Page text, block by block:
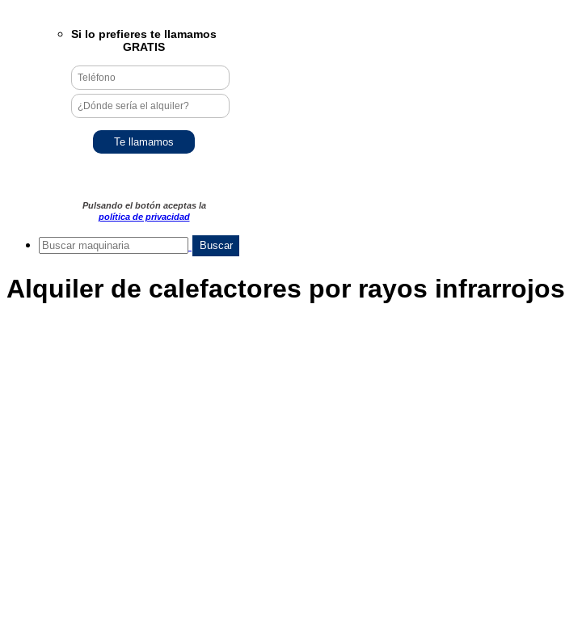
Si lo prefieres te llamamos
GRATIS
Pulsando el botón aceptas la
política de privacidad
Alquiler de calefactores por rayos infrarrojos